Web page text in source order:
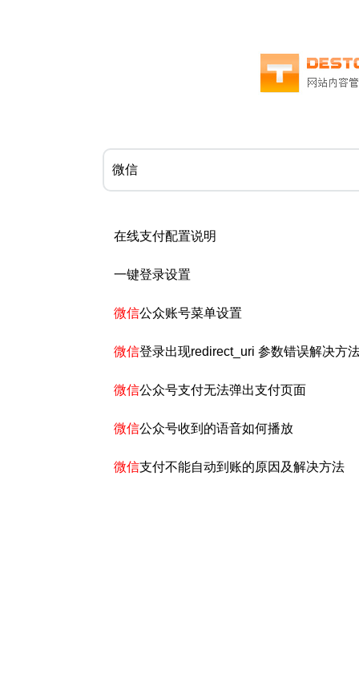
在线支付配置说明
一键登录设置
微信公众账号菜单设置
微信登录出现redirect_uri 参数错误解决方
微信公众号支付无法弹出支付页面
微信公众号收到的语音如何播放
微信支付不能自动到账的原因及解决方法